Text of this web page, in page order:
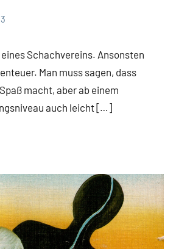
Schachvereins. Ansonsten
Man muss sagen, dass
macht, aber ab einem
auch leicht […]